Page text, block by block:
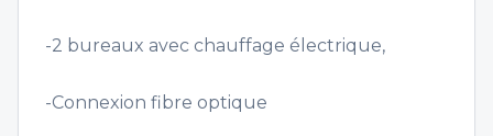
-2 bureaux avec chauffage électrique,
-Connexion fibre optique